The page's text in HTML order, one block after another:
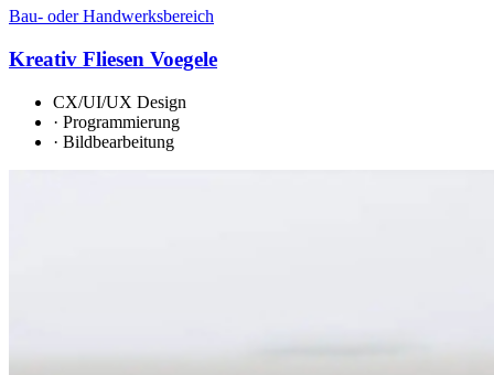
Bau- oder Handwerksbereich
Kreativ Fliesen Voegele
CX/UI/UX Design
· Programmierung
· Bildbearbeitung